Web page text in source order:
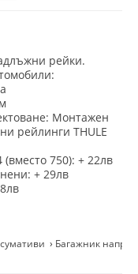
рейки.
Монтажен
рейлинги THULE
(вместо 750): + 22лв
+ 29лв
Багажник